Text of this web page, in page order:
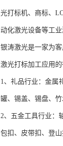
光打标机、商标、
动化激光设备等工业
银涛激光是一家为
激光打标加工应用的
1、礼品行业：金属
罐、锡盖、锡盘、
2、五金工具行业：
包扣、皮带扣、登山